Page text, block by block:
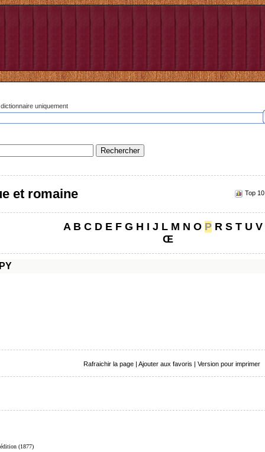
uniquement
et romaine Top 10
A B C D E F G H I J L M N O P R S T U V
Œ
PY
Rafraichir la page | Ajouter aux favoris | Version pour imprimer
(1877)